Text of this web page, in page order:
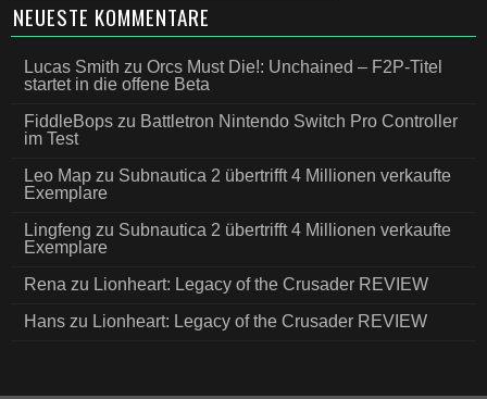
NEUESTE KOMMENTARE
Lucas Smith zu Orcs Must Die!: Unchained – F2P-Titel
startet in die offene Beta
FiddleBops zu Battletron Nintendo Switch Pro Controller
im Test
Leo Map zu Subnautica 2 übertrifft 4 Millionen verkaufte
Exemplare
Lingfeng zu Subnautica 2 übertrifft 4 Millionen verkaufte
Exemplare
Rena zu Lionheart: Legacy of the Crusader REVIEW
Hans zu Lionheart: Legacy of the Crusader REVIEW